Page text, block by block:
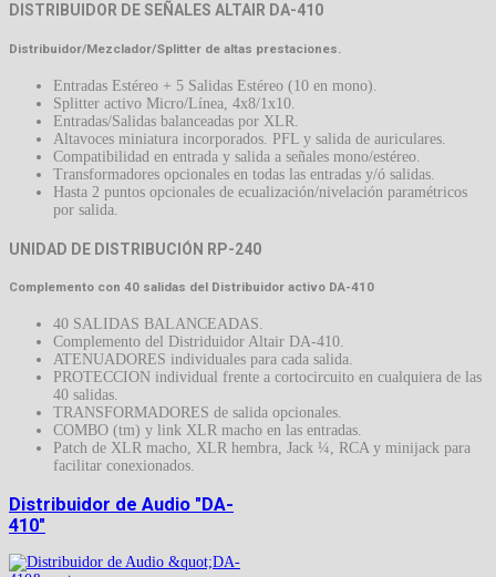
DISTRIBUIDOR DE SEÑALES ALTAIR DA-410
Distribuidor/Mezclador/Splitter de altas prestaciones.
Entradas Estéreo + 5 Salidas Estéreo (10 en mono).
Splitter activo Micro/Línea, 4x8/1x10.
Entradas/Salidas balanceadas por XLR.
Altavoces miniatura incorporados. PFL y salida de auriculares.
Compatibilidad en entrada y salida a señales mono/estéreo.
Transformadores opcionales en todas las entradas y/ó salidas.
Hasta 2 puntos opcionales de ecualización/nivelación paramétricos
por salida.
UNIDAD DE DISTRIBUCIÓN RP-240
Complemento con 40 salidas del Distribuidor activo DA-410
40 SALIDAS BALANCEADAS.
Complemento del Distriduidor Altair DA-410.
ATENUADORES individuales para cada salida.
PROTECCION individual frente a cortocircuito en cualquiera de las
40 salidas.
TRANSFORMADORES de salida opcionales.
COMBO (tm) y link XLR macho en las entradas.
Patch de XLR macho, XLR hembra, Jack ¼, RCA y minijack para
facilitar conexionados.
Distribuidor de Audio "DA-
410"